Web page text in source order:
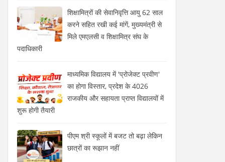
शिक्षामित्रों की सेवानिवृत्ति आयु 62 साल
करने सहित रखी कई मांगें, मुख्यमंत्री से
मिले एमएलसी व शिक्षामित्र संघ के
पदाधिकारी
माध्यमिक विद्यालय में 'प्रोजेक्ट प्रवीण'
का होगा विस्तार, प्रदेश के 4026
राजकीय और सहायता प्राप्त विद्यालयों में
शुरू होगी तैयारी
पीएम श्री स्कूलों में बजट तो बढ़ा लेकिन
छात्रों का रूझान नहीं